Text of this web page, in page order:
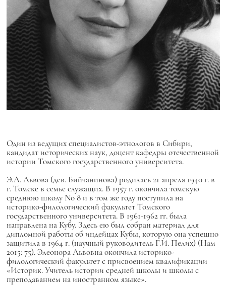
Один из ведущих специалистов-этнологов в Сибири,
кандидат исторических наук, доцент кафедры отечественной
истории Томского государственного университета.
Э.Л. Львова (дев. Бийчанинова) родилась 21 апреля 1940 г. в
г. Томске в семье служащих. В 1957 г. окончила томскую
среднюю школу No 8 и в том же году поступила на
историко-филологический факультет Томского
государственного университета. В 1961-1962 гг. была
направлена на Кубу. Здесь ею был собран материал для
дипломной работы об индейцах Кубы, которую она успешно
защитила в 1964 г. (научный руководитель Г.И. Пелих) (Нам
2015: 75). Элеонора Львовна окончила историко-
филологический факультет с присвоением квалификации
«Историк. Учитель истории средней школы и школы с
преподаванием на иностранном языке».